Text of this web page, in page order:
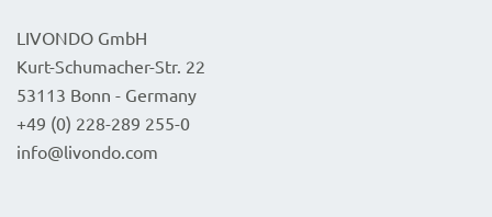
LIVONDO GmbH
Kurt-Schumacher-Str. 22
53113 Bonn - Germany
+49 (0) 228-289 255-0
info@livondo.com